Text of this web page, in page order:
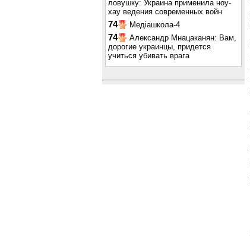
ловушку: Украина применила ноу-
хау ведения современных войн
74 Медіашкола-4
74
Александр Мнацаканян: Вам,
дорогие украинцы, придется
учиться убивать врага